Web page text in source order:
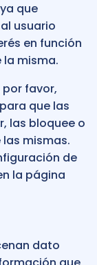
que
usuario
en función
la misma.
por favor,
que las
las bloquee o
mismas.
de
la página
dato